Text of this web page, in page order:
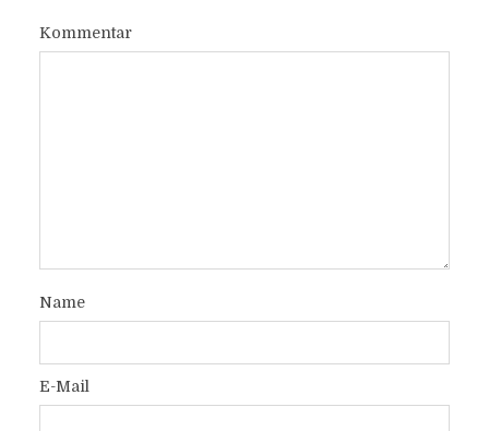
Kommentar
Name
E-Mail